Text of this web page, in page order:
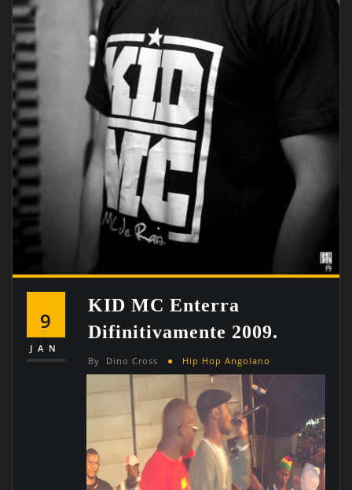
9
JAN
KID MC Enterra
Difinitivamente 2009.
By Dino Cross Hip Hop Angolano